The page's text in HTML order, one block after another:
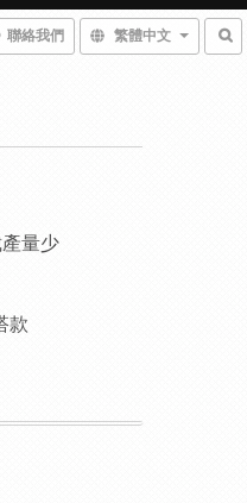
聯絡我們 繁體中文
量少
款